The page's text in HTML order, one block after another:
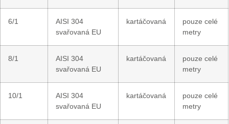
6/1
AISI 304
svařovaná EU
kartáčovaná
pouze celé
metry
8/1
AISI 304
svařovaná EU
kartáčovaná
pouze celé
metry
10/1
AISI 304
svařovaná EU
kartáčovaná
pouze celé
metry